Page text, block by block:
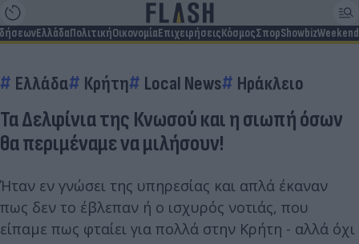
ΕλλάδαΠολιτικήΟικονομίαΕπιχειρήσειςΚόσμοςΣπορShowbizWeekend
Ελλάδα Κρήτη Local News Ηράκλειο
Τα Δελφίνια της Κνωσού και η σιωπή όσων
θα περιμέναμε να μιλήσουν!
Ήταν εν γνώσει της υπηρεσίας και απλά έκαναν
πως δεν το έβλεπαν ή ο ισχυρός νοτιάς, που
είπαμε πως φταίει για πολλά στην Κρήτη - αλλά όχι